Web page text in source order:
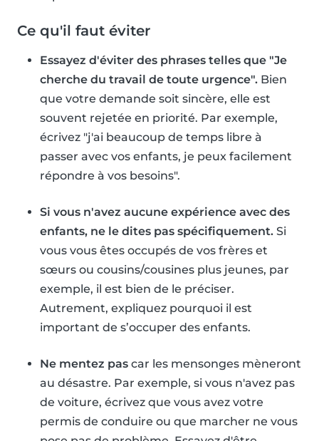
Ce qu'il faut éviter
Essayez d'éviter des phrases telles que "Je
cherche du travail de toute urgence". Bien
que votre demande soit sincère, elle est
souvent rejetée en priorité. Par exemple,
écrivez "j'ai beaucoup de temps libre à
passer avec vos enfants, je peux facilement
répondre à vos besoins".
Si vous n'avez aucune expérience avec des
enfants, ne le dites pas spécifiquement. Si
vous vous êtes occupés de vos frères et
sœurs ou cousins/cousines plus jeunes, par
exemple, il est bien de le préciser.
Autrement, expliquez pourquoi il est
important de s’occuper des enfants.
Ne mentez pas car les mensonges mèneront
au désastre. Par exemple, si vous n'avez pas
de voiture, écrivez que vous avez votre
permis de conduire ou que marcher ne vous